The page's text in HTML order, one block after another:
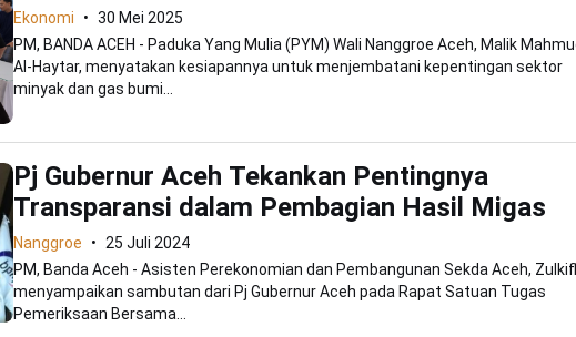
Ekonomi
30 Mei 2025
PM, BANDA ACEH - Paduka Yang Mulia (PYM) Wali Nanggroe Aceh, Malik
Al-Haytar, menyatakan kesiapannya untuk menjembatani kepentingan sektor
minyak dan gas bumi...
Pj Gubernur Aceh Tekankan Pentingnya
Transparansi dalam Pembagian Hasil Migas
Nanggroe
25 Juli 2024
PM, Banda Aceh - Asisten Perekonomian dan Pembangunan Sekda Aceh,
menyampaikan sambutan dari Pj Gubernur Aceh pada Rapat Satuan Tugas
Pemeriksaan Bersama...